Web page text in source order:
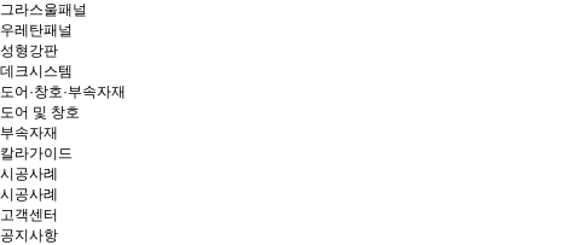
그라스울패널
우레탄패널
성형강판
데크시스템
도어·창호·부속자재
도어 및 창호
부속자재
칼라가이드
시공사례
시공사례
고객센터
공지사항